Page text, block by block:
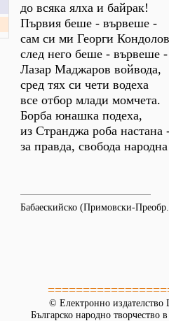
до всяка ялха и байрак!
Първия беше - вървеше -
сам си ми Георги
след него беше - вървеше -
Лазар Маджаров войвода,
сред тях си чети водеха
все отбор млади момчета.
Борба юнашка подеха,
из Странджа роба настана
за правда, свобода
Бабаескийско (Примовски-
© Електронно издателство
Българско народно творчество